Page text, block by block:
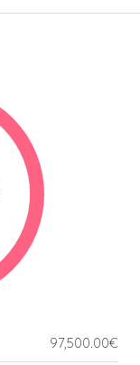
97,500.00€